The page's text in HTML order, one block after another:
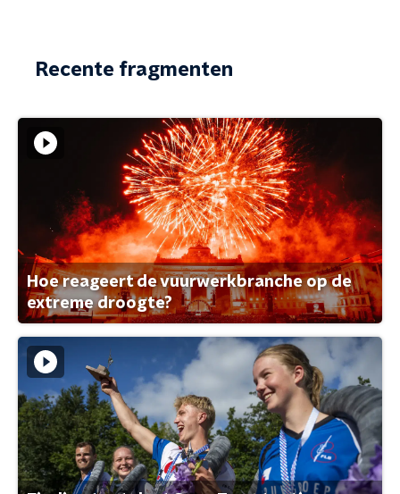
Recente fragmenten
Hoe reageert de vuurwerkbranche op de
extreme droogte?